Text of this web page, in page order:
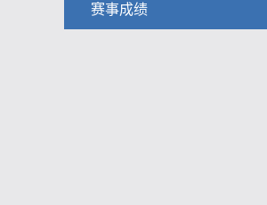
赛事成绩